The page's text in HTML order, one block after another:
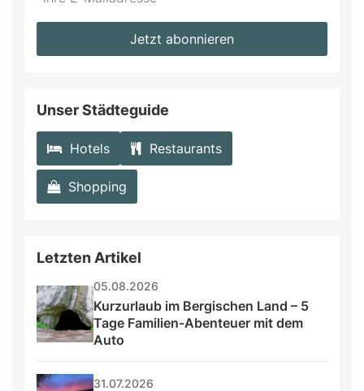
Jetzt abonnieren
Unser Städteguide
Hotels Restaurants
Shopping
Letzten Artikel
05.08.2026
Kurzurlaub im Bergischen Land – 5
Tage Familien-Abenteuer mit dem
Auto
31.07.2026